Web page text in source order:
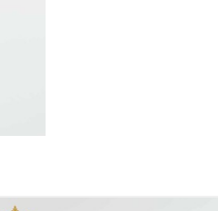
Puteți plăti prin marfă.